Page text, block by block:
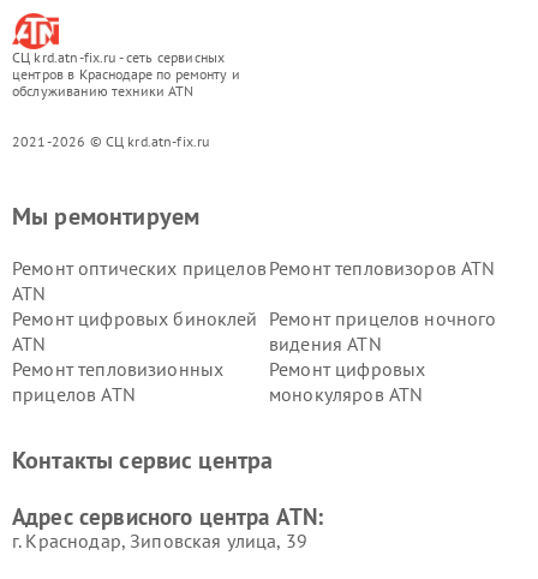
СЦ krd.atn-fix.ru - сеть сервисных
центров в Краснодаре по ремонту и
обслуживанию техники ATN
2021-2026 © СЦ krd.atn-fix.ru
Мы ремонтируем
Ремонт оптических прицелов
ATN
Ремонт тепловизоров ATN
Ремонт цифровых биноклей
ATN
Ремонт прицелов ночного
видения ATN
Ремонт тепловизионных
прицелов ATN
Ремонт цифровых
монокуляров ATN
Контакты сервис центра
Адрес сервисного центра ATN:
г. Краснодар, Зиповская улица, 39